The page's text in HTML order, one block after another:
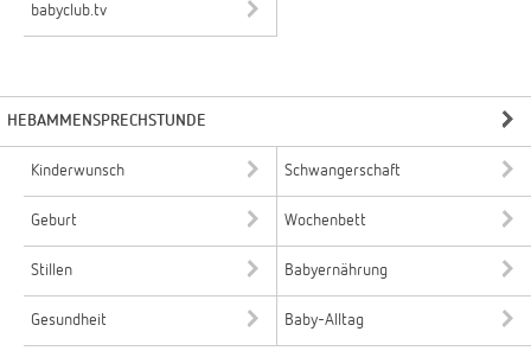
babyclub.tv
HEBAMMENSPRECHSTUNDE
Kinderwunsch Schwangerschaft
Geburt Wochenbett
Stillen Babyernährung
Gesundheit Baby-Alltag